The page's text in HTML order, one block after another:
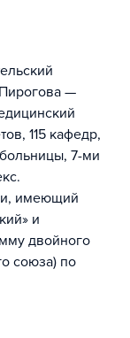
—
115 кафедр,
7-ми
имеющий
и
двойного
союза) по